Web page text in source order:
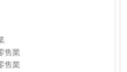
售業
售業